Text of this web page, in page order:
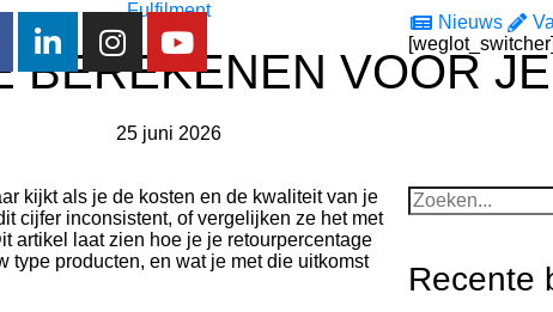
Nieuws
[weglot_switcher]
Fulfilment
BEREKENEN VOOR
25 juni 2026
kijkt als je de kosten en de kwaliteit van je
cijfer inconsistent, of vergelijken ze het met
artikel laat zien hoe je je retourpercentage
type producten, en wat je met die uitkomst
Recente